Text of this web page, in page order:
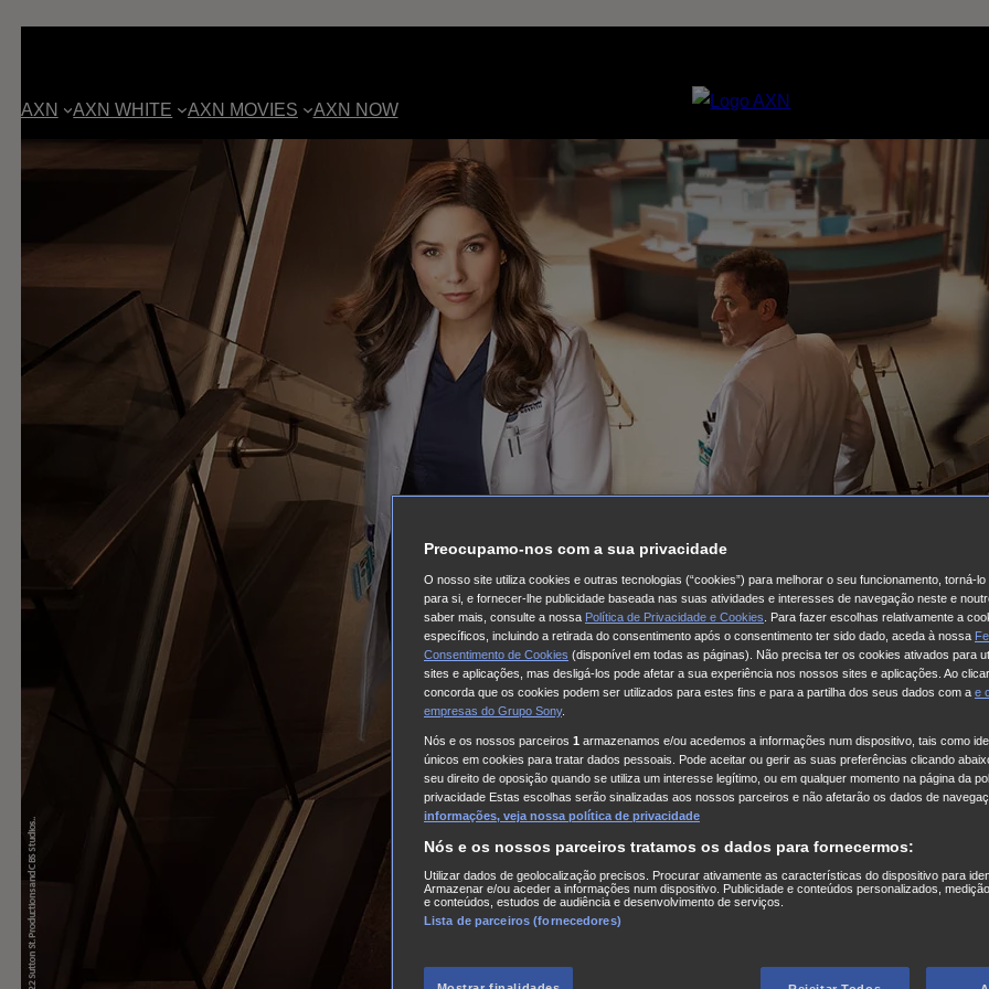
AXN AXN WHITE AXN MOVIES AXN NOW
Preocupamo-nos com a sua privacidade
O nosso site utiliza cookies e outras tecnologias (“cookies”) para melhorar o seu funcionamento, torná-
para si, e fornecer-lhe publicidade baseada nas suas atividades e interesses de navegação neste e
saber mais, consulte a nossa Política de Privacidade e Cookies . Para fazer escolhas relativamente a
específicos, incluindo a retirada do consentimento após o consentimento ter sido dado, aceda à nossa
Consentimento de Cookies (disponível em todas as páginas). Não precisa ter os cookies ativados para
sites e aplicações, mas desligá-los pode afetar a sua experiência nos nossos sites e aplicações. Ao
concorda que os cookies podem ser utilizados para estes fins e para a partilha dos seus dados com a e
empresas do Grupo Sony.
Nós e os nossos parceiros 1 armazenamos e/ou acedemos a informações num dispositivo, tais como
únicos em cookies para tratar dados pessoais. Pode aceitar ou gerir as suas preferências clicando
seu direito de oposição quando se utiliza um interesse legítimo, ou em qualquer momento na página da
privacidade Estas escolhas serão sinalizadas aos nossos parceiros e não afetarão os dados de
informações, veja nossa política de privacidade
Nós e os nossos parceiros tratamos os dados para fornecermos:
Utilizar dados de geolocalização precisos. Procurar ativamente as características do dispositivo para
Armazenar e/ou aceder a informações num dispositivo. Publicidade e conteúdos personalizados,
e conteúdos, estudos de audiência e desenvolvimento de serviços.
Lista de parceiros (fornecedores)